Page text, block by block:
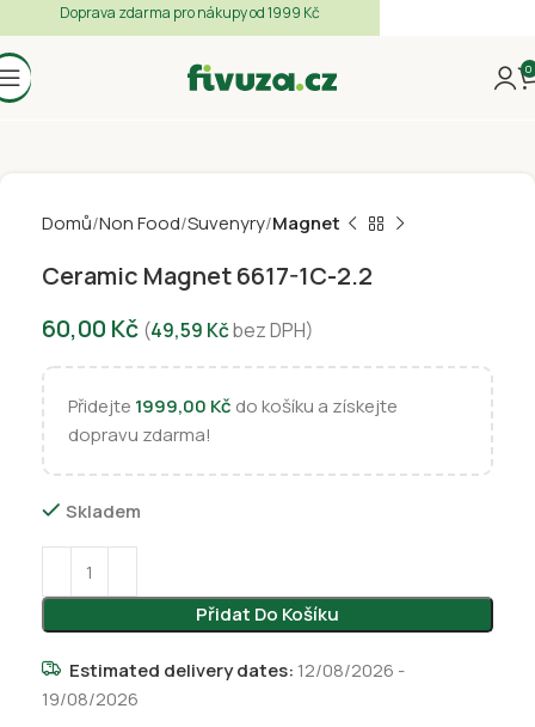
0
Domů Non Food Suvenyry Magnet
Ceramic Magnet 6617-1C-2.2
60,00 Kč (49,59 Kčbez DPH)
Přidejte 1999,00 Kč do košíku a získejte
dopravu zdarma!
Skladem
Přidat Do Košíku
Estimated delivery dates: 12/08/2026 -
19/08/2026
Doprava zdarma pro nákupy od 1999 Kč